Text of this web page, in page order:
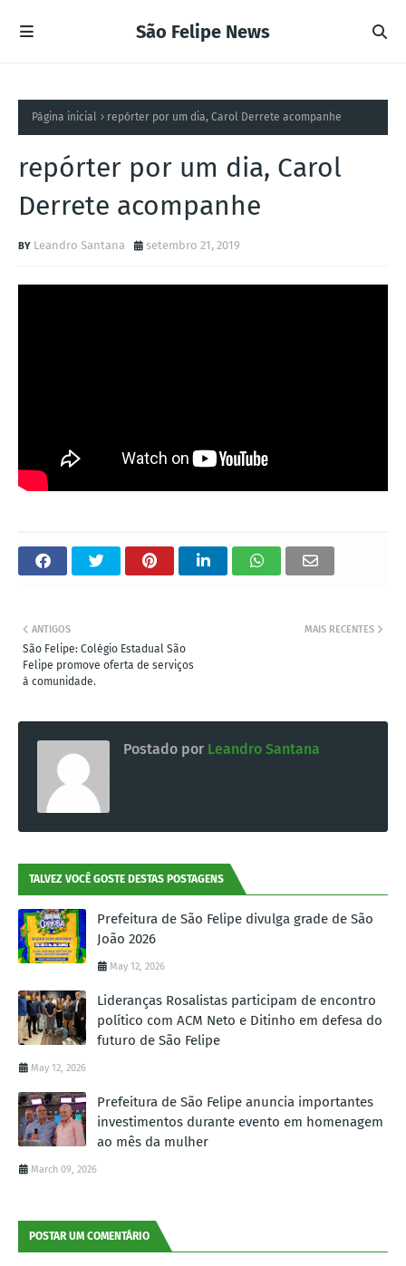
São Felipe News
Página inicial repórter por um dia, Carol Derrete acompanhe
repórter por um dia, Carol
Derrete acompanhe
Leandro Santana setembro 21, 2019
MAIS RECENTES
ANTIGOS
São Felipe: Colégio Estadual São
Felipe promove oferta de serviços
à comunidade.
Postado por Leandro Santana
TALVEZ VOCÊ GOSTE DESTAS POSTAGENS
Prefeitura de São Felipe divulga grade de São
João 2026
May 12, 2026
Lideranças Rosalistas participam de encontro
político com ACM Neto e Ditinho em defesa do
futuro de São Felipe
May 12, 2026
Prefeitura de São Felipe anuncia importantes
investimentos durante evento em homenagem
ao mês da mulher
March 09, 2026
POSTAR UM COMENTÁRIO